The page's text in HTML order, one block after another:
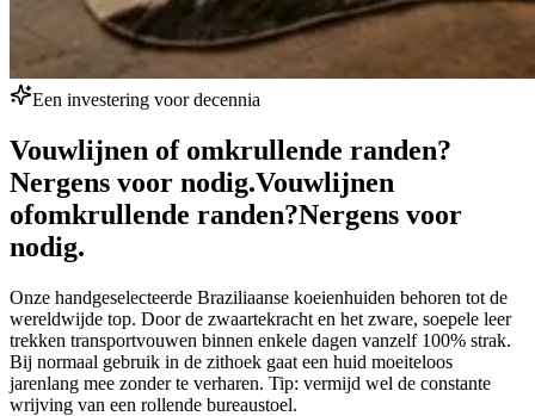
Een investering voor decennia
Vouwlijnen of omkrullende randen?
Nergens voor nodig.Vouwlijnen
ofomkrullende randen?Nergens voor
nodig.
Onze handgeselecteerde Braziliaanse koeienhuiden behoren tot de
wereldwijde top. Door de zwaartekracht en het zware, soepele leer
trekken transportvouwen binnen enkele dagen vanzelf 100% strak.
Bij normaal gebruik in de zithoek gaat een huid moeiteloos
jarenlang mee zonder te verharen. Tip: vermijd wel de constante
wrijving van een rollende bureaustoel.